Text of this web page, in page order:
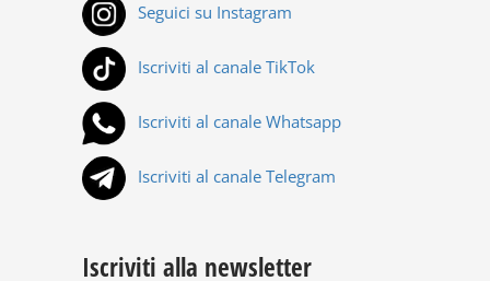
Seguici su Instagram
Iscriviti al canale TikTok
Iscriviti al canale Whatsapp
Iscriviti al canale Telegram
Iscriviti alla newsletter